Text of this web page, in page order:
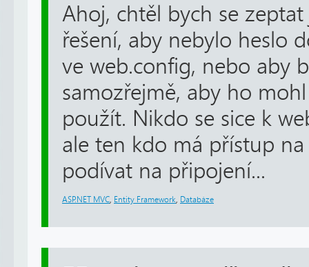
Ahoj, chtěl bych se
řešení, aby nebylo heslo
ve web.config, nebo aby
samozřejmě, aby ho
použít. Nikdo se sice k
ale ten kdo má přístup
podívat na připojení...
ASP.NET MVC Entity Framework Databáze